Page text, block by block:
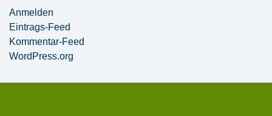
Anmelden
Eintrags-Feed
Kommentar-Feed
WordPress.org